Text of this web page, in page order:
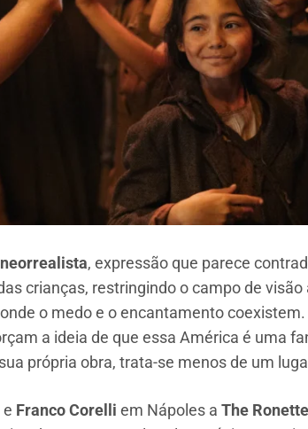
, expressão que parece
crianças, restringindo o campo de
o medo e o encantamento coexistem.
a ideia de que essa América é uma
própria obra, trata-se menos de um
e Franco Corelli em Nápoles a The